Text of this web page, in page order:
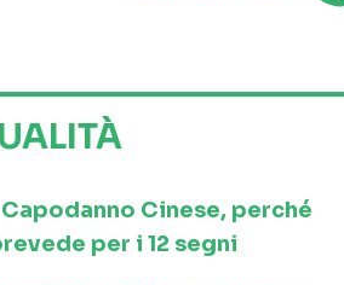
Cinese, perché
per i 12 segni